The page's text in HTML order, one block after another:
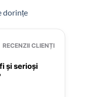
dorințe
RECENZII CLIENȚI
și serioși